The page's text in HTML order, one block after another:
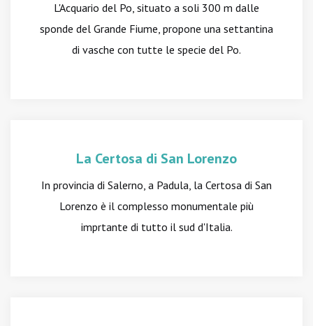
L'Acquario del Po, situato a soli 300 m dalle
sponde del Grande Fiume, propone una settantina
di vasche con tutte le specie del Po.
La Certosa di San Lorenzo
In provincia di Salerno, a Padula, la Certosa di San
Lorenzo è il complesso monumentale più
imprtante di tutto il sud d'Italia.